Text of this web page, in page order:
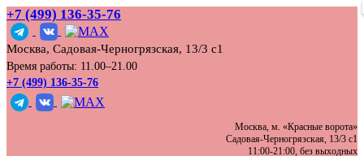
+7 (499) 136‑35‑76
Москва, Садовая-Черногрязская, 13/3 с1
Время работы: 11.00–21.00
+7 (499) 136-35-76
Москва, м. «Красные ворота»
Садовая-Черногрязская, 13/3 с1
11:00-21:00, без выходных